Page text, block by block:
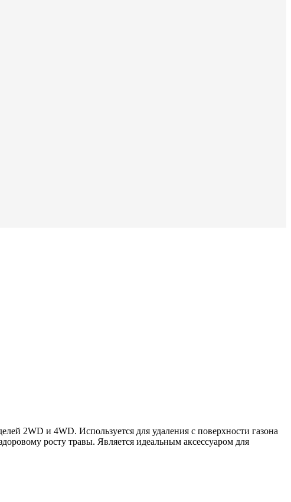
2WD и 4WD. Используется для удаления с поверхности газона
росту травы. Является идеальным аксессуаром для